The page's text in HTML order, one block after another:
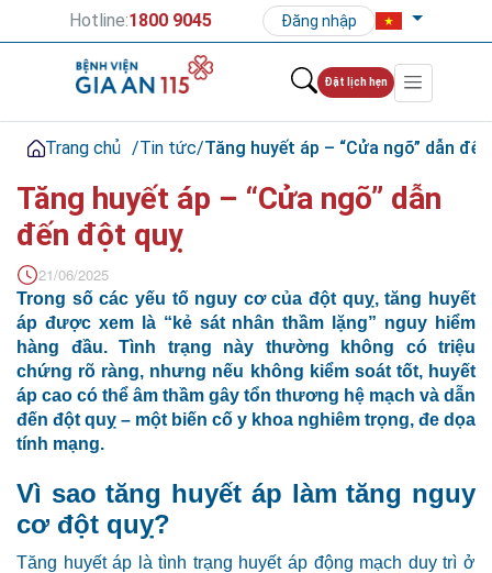
Hotline:1800 9045 Đăng nhập
Đặt lịch hẹn
Trang chủ /Tin tức/Tăng huyết áp – “Cửa ngõ” dẫn
Tăng huyết áp – “Cửa ngõ” dẫn
đến đột quỵ
21/06/2025
Trong số các yếu tố nguy cơ của đột quỵ, tăng huyết
áp được xem là “kẻ sát nhân thầm lặng” nguy hiểm
hàng đầu. Tình trạng này thường không có triệu
chứng rõ ràng, nhưng nếu không kiểm soát tốt, huyết
áp cao có thể âm thầm gây tổn thương hệ mạch và dẫn
đến đột quỵ – một biến cố y khoa nghiêm trọng, đe dọa
tính mạng.
Vì sao tăng huyết áp làm tăng nguy
cơ đột quỵ?
Tăng huyết áp là tình trạng huyết áp động mạch duy trì ở